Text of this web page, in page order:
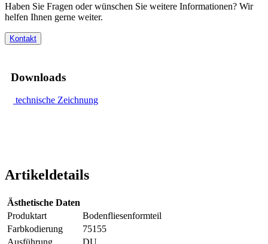
Haben Sie Fragen oder wünschen Sie weitere Informationen? Wir
helfen Ihnen gerne weiter.
Kontakt
Downloads
technische Zeichnung
Artikeldetails
Ästhetische Daten
Produktart
Bodenfliesenformteil
Farbkodierung
75155